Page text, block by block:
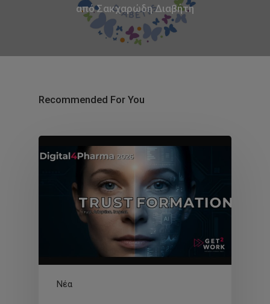
από Σακχαρώδη Διαβήτη
Recommended For You
Νέα